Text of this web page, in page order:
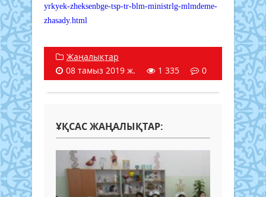
yrkyek-zheksenbge-tsp-tr-blm-ministrlg-mlmdeme-
zhasady.html
Жаңалықтар
08 тамыз 2019 ж.
1 335 0
ҰҚСАС ЖАҢАЛЫҚТАР: